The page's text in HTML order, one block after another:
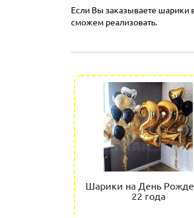
Если Вы заказываете шарики
сможем реализовать.
Шарики на День
22 года